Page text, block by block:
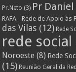
Pr.Neto (3) Pr
RAFA - Rede de Apoio às
das Vilas (12) Rede
rede
Noroeste (8) Rede
(15) Reunião Geral da